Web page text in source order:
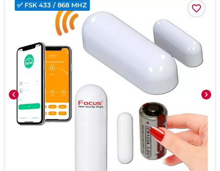
favorite_border
chevron_left chevron_right
✅ FSK 433 / 868 MHZ